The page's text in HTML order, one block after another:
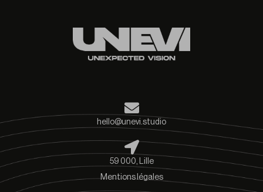
hello@unevi.studio
59 000, Lille
Mentions légales